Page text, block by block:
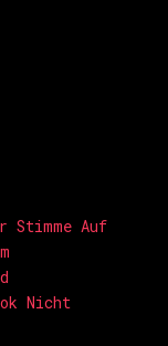
Stimme Auf
Nicht